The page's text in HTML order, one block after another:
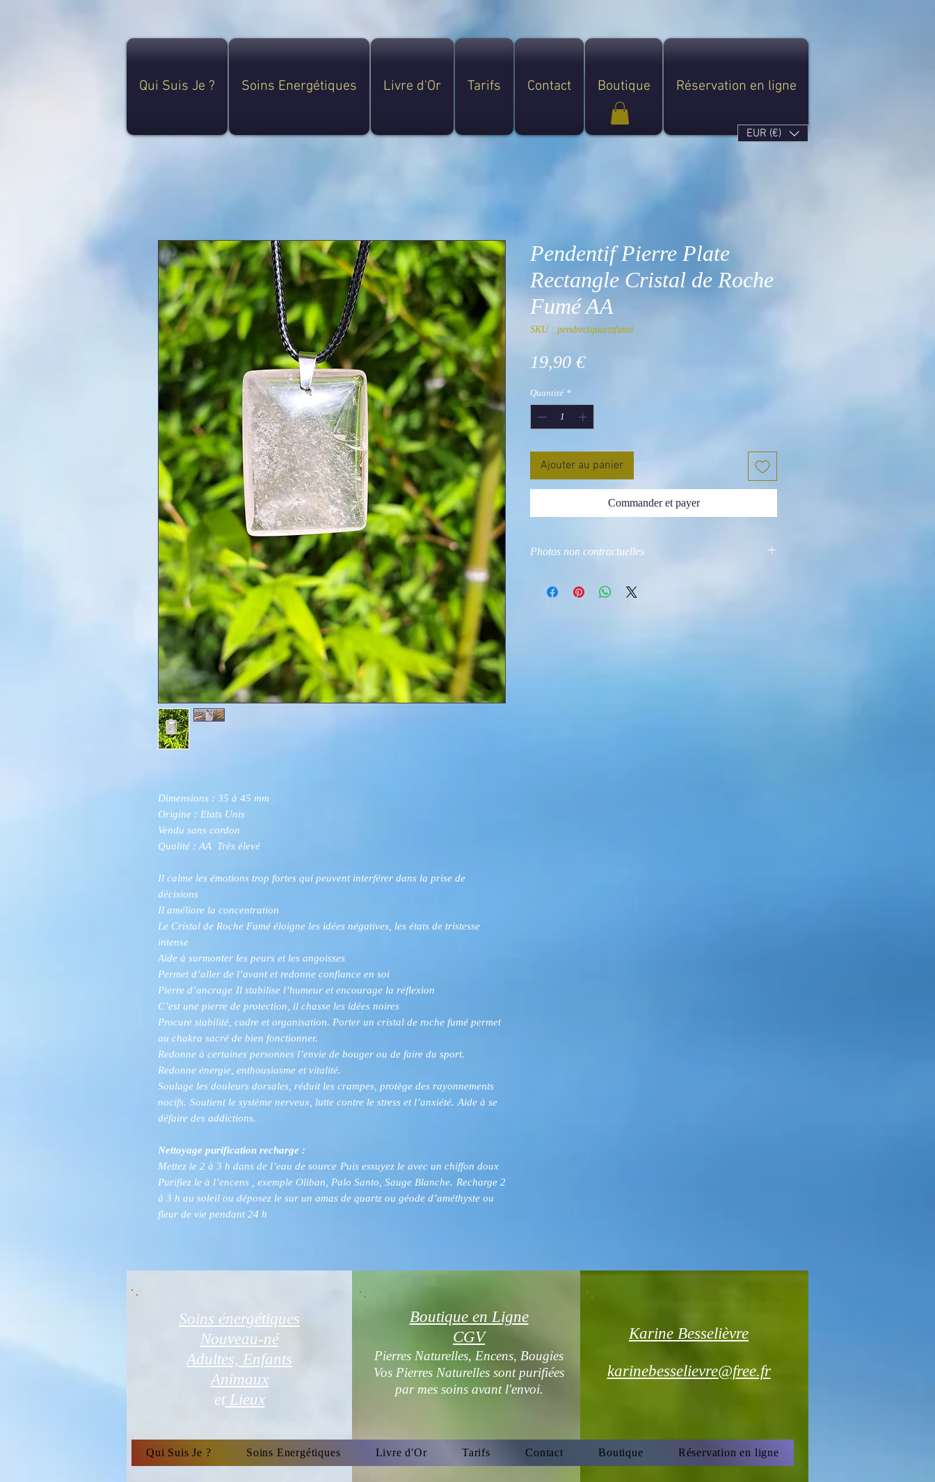
Qui Suis Je ? Soins Energétiques Livre d'Or Tarifs Contact Boutique Réservation en ligne
EUR (€)
Dimensions : 35 à 45 mm
Origine : Etats Unis
Vendu sans cordon
Qualité : AA Très élevé
Il calme les émotions trop fortes qui peuvent interférer dans la prise de
décisions
Il améliore la concentration
Le Cristal de Roche Fumé éloigne les idées négatives, les états de tristesse
intense
Aide à surmonter les peurs et les angoisses
Permet d’aller de l’avant et redonne confiance en soi
Pierre d’ancrage Il stabilise l’humeur et encourage la réflexion
C’est une pierre de protection, il chasse les idées noires
Procure stabilité, cadre et organisation. Porter un cristal de roche fumé permet
au chakra sacré de bien fonctionner.
Redonne à certaines personnes l’envie de bouger ou de faire du sport.
Redonne énergie, enthousiasme et vitalité.
Soulage les douleurs dorsales, réduit les crampes, protège des rayonnements
nocifs. Soutient le système nerveux, lutte contre le stress et l’anxiété. Aide à se
défaire des addictions.
Nettoyage purification recharge :
Mettez le 2 à 3 h dans de l’eau de source Puis essuyez le avec un chiffon doux
Purifiez le à l’encens , exemple Oliban, Palo Santo, Sauge Blanche. Recharge 2
à 3 h au soleil ou déposez le sur un amas de quartz ou géode d’améthyste ou
fleur de vie pendant 24 h
Pendentif Pierre Plate
Rectangle Cristal de Roche
Fumé AA
SKU : pendrectquartzfumé
19,90 €Prix
Quantité *
Ajouter au panier
Commander et payer
Photos non contractuelles
Soins énergétiques
Nouveau-né
Adultes, Enfants
Animaux
etLieux
Boutique en Ligne
CGV
Pierres Naturelles, Encens, Bougies
Vos Pierres Naturelles sont purifiées
par mes soins avant l'envoi.
Karine Besselièvre
karinebesselievre@free.fr
Qui Suis Je ? Soins Energétiques Livre d'Or Tarifs Contact Boutique Réservation en ligne